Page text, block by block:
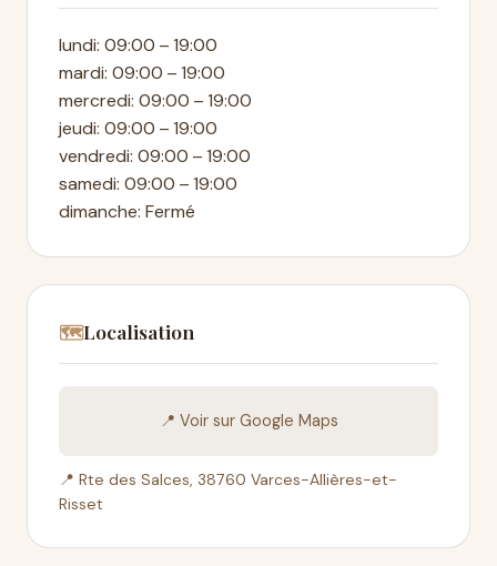
lundi: 09:00 – 19:00
mardi: 09:00 – 19:00
mercredi: 09:00 – 19:00
jeudi: 09:00 – 19:00
vendredi: 09:00 – 19:00
samedi: 09:00 – 19:00
dimanche: Fermé
🗺️Localisation
📍 Voir sur Google Maps
📍 Rte des Salces, 38760 Varces-Allières-et-
Risset